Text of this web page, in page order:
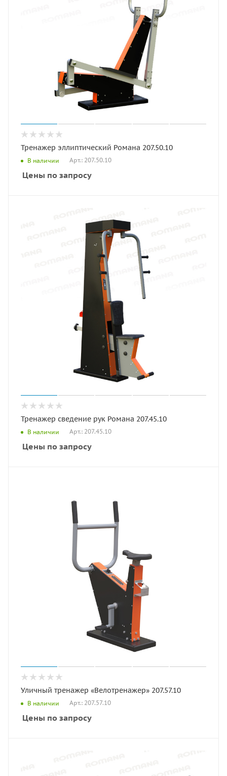
Тренажер эллиптический Романа 207.50.10
В наличии Арт.: 207.50.10
Цены по запросу
Тренажер сведение рук Романа 207.45.10
В наличии Арт.: 207.45.10
Цены по запросу
Уличный тренажер «Велотренажер» 207.57.10
В наличии Арт.: 207.57.10
Цены по запросу